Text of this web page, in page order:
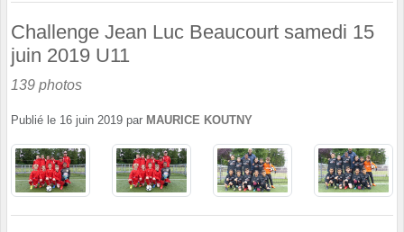
Challenge Jean Luc Beaucourt samedi 15
juin 2019 U11
139 photos
Publié le 16 juin 2019 par MAURICE KOUTNY